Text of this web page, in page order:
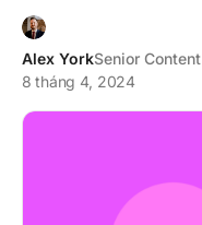
Alex YorkSenior
8 tháng 4, 2024